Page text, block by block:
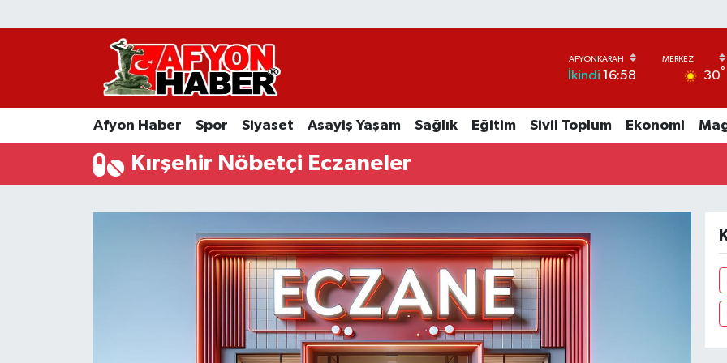
İkindi 16:58 30°
Afyon Haber Spor Siyaset Asayiş Yaşam Sağlık Eğitim Sivil Toplum Ekonomi
Kırşehir Nöbetçi Eczaneler
Afyon Haber
Spor
Asayiş Yaşam